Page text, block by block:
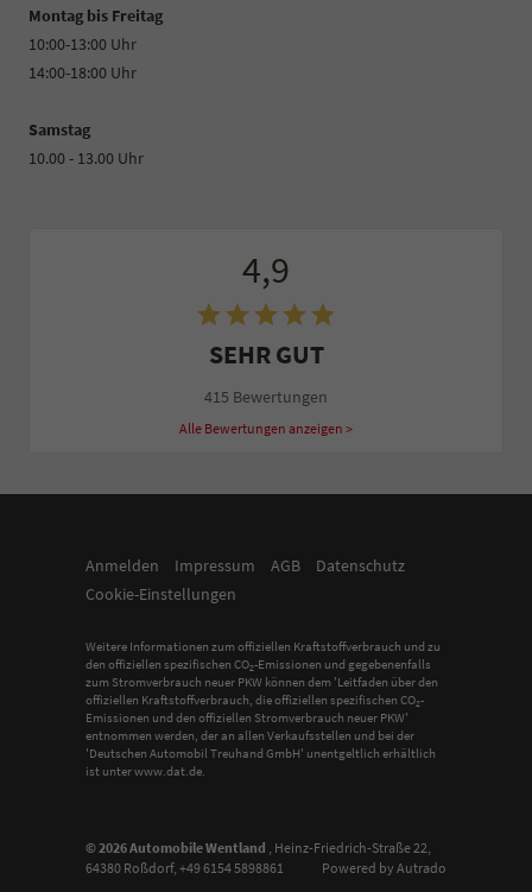
Montag bis Freitag
10:00-13:00 Uhr
14:00-18:00 Uhr
Samstag
10.00 - 13.00 Uhr
4,9
SEHR GUT
415 Bewertungen
Alle Bewertungen anzeigen >
Anmelden Impressum AGB
Datenschutz
Cookie-Einstellungen
Weitere Informationen zum offiziellen Kraftstoffverbrauch und zu
den offiziellen spezifischen CO2-Emissionen und gegebenenfalls
zum Stromverbrauch neuer PKW können dem 'Leitfaden über den
offiziellen Kraftstoffverbrauch, die offiziellen spezifischen CO2-
Emissionen und den offiziellen Stromverbrauch neuer PKW'
entnommen werden, der an allen Verkaufsstellen und bei der
'Deutschen Automobil Treuhand GmbH' unentgeltlich erhältlich
ist unter www.dat.de.
© 2026Automobile Wentland , Heinz-Friedrich-Straße 22,
64380 Roßdorf, +49 6154 5898861 Powered by Autrado